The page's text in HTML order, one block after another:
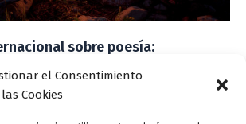
el Consentimiento
Cookies
sobre poesía:
en el desierto» (México) y
España)